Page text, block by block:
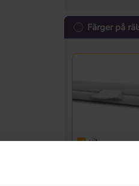
Färger på
vit